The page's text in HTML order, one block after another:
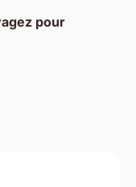
pour